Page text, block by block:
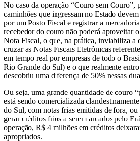
No caso da operação “Couro sem Couro”,
caminhões que ingressam no Estado
por um Posto Fiscal e registrar a
recebedor do couro não poderá aproveitar
Nota Fiscal, o que, na prática, inviabiliza a
cruzar as Notas Fiscais Eletrônicas
em tempo real por empresas de todo o
Rio Grande do Sul) e o que realmente
descobriu uma diferença de 50% nessas
Ou seja, uma grande quantidade de couro
está sendo comercializada
do Sul, com notas frias emitidas de fora, ou
gerar créditos frios a serem arcados pelo
operação, R$ 4 milhões em créditos
apropriados.